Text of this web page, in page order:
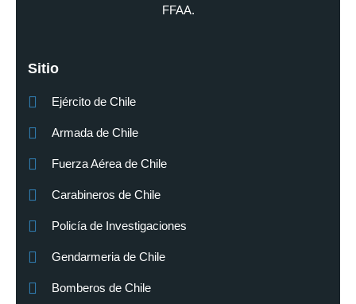
FFAA.
Sitio
Ejército de Chile
Armada de Chile
Fuerza Aérea de Chile
Carabineros de Chile
Policía de Investigaciones
Gendarmeria de Chile
Bomberos de Chile